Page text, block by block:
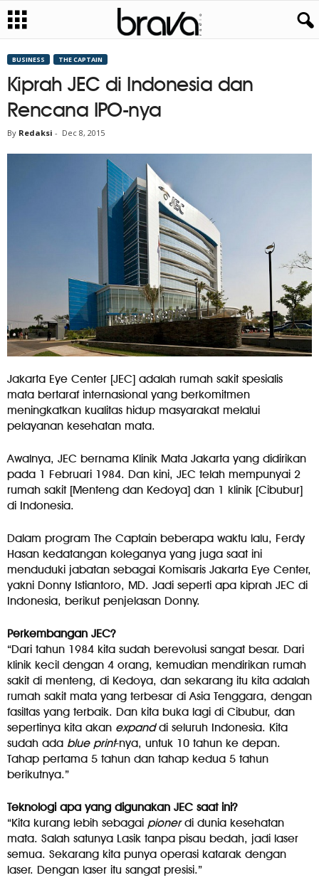
BUSINESS THE CAPTAIN
Kiprah JEC di Indonesia dan
Rencana IPO-nya
By Redaksi - Dec 8, 2015
Jakarta Eye Center [JEC] adalah rumah sakit spesialis
mata bertaraf internasional yang berkomitmen
meningkatkan kualitas hidup masyarakat melalui
pelayanan kesehatan mata.
Awalnya, JEC bernama Klinik Mata Jakarta yang didirikan
pada 1 Februari 1984. Dan kini, JEC telah mempunyai 2
rumah sakit [Menteng dan Kedoya] dan 1 klinik [Cibubur]
di Indonesia.
Dalam program The Captain beberapa waktu lalu, Ferdy
Hasan kedatangan koleganya yang juga saat ini
menduduki jabatan sebagai Komisaris Jakarta Eye Center,
yakni Donny Istiantoro, MD. Jadi seperti apa kiprah JEC di
Indonesia, berikut penjelasan Donny.
Perkembangan JEC?
“Dari tahun 1984 kita sudah berevolusi sangat besar. Dari
klinik kecil dengan 4 orang, kemudian mendirikan rumah
sakit di menteng, di Kedoya, dan sekarang itu kita adalah
rumah sakit mata yang terbesar di Asia Tenggara, dengan
fasiltas yang terbaik. Dan kita buka lagi di Cibubur, dan
sepertinya kita akan expanddi seluruh Indonesia. Kita
sudah ada blue print-nya, untuk 10 tahun ke depan.
Tahap pertama 5 tahun dan tahap kedua 5 tahun
berikutnya.”
Teknologi apa yang digunakan JEC saat ini?
“Kita kurang lebih sebagai pionerdi dunia kesehatan
mata. Salah satunya Lasik tanpa pisau bedah, jadi laser
semua. Sekarang kita punya operasi katarak dengan
laser. Dengan laser itu sangat presisi.”